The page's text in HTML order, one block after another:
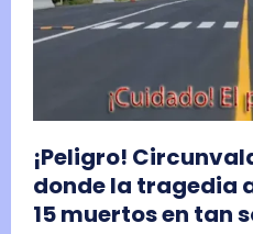
¡Peligro!
donde la tragedia
15 muertos en tan